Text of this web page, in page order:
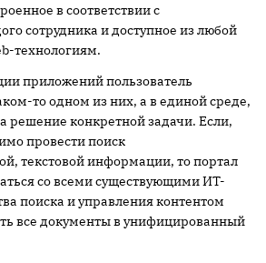
в соответствии с
сотрудника и доступное из любой
технологиям.
приложений пользователь
то одном из них, а в единой среде,
решение конкретной задачи. Если,
провести поиск
текстовой информации, то портал
со всеми существующими ИТ-
поиска и управления контентом
все документы в унифицированный